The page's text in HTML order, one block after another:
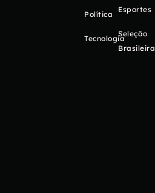
Política
Tecnologia
Esportes
Seleção
Brasileira